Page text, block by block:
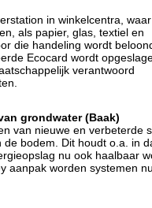
in winkelcentra,
als papier, glas, textiel en
die handeling wordt
Ecocard wordt
verantwoord
grondwater (Baak)
van nieuwe en verbeterde
bodem. Dit houdt o.a. in
nu ook haalbaar
aanpak worden systemen